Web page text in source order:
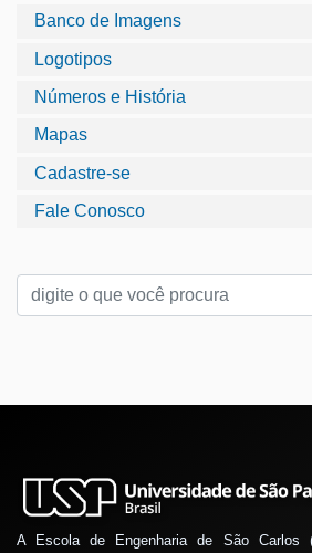
Banco de Imagens
Logotipos
Números e História
Mapas
Cadastre-se
Fale Conosco
A Escola de Engenharia de São Carlos